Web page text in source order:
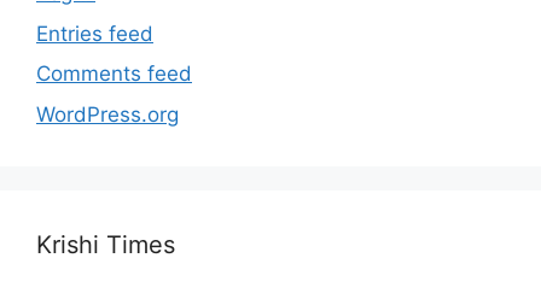
Entries feed
Comments feed
WordPress.org
Krishi Times